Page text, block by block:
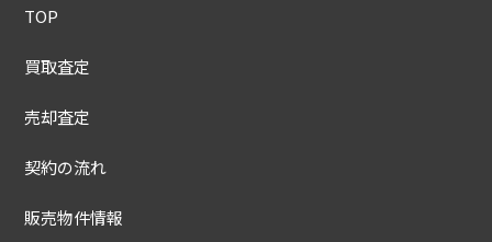
TOP
買取査定
売却査定
契約の流れ
販売物件情報